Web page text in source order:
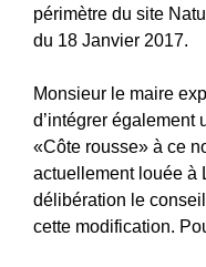
périmètre du site
du 18 Janvier 2017.
Monsieur le maire
d’intégrer également
«Côte rousse» à ce
actuellement louée à
délibération le
cette modification.